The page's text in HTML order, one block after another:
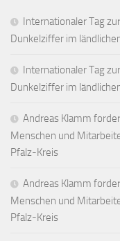
Internationaler Tag
Dunkelziffer im
Internationaler Tag
Dunkelziffer im
Andreas Klamm
Menschen und
Pfalz-Kreis
Andreas Klamm
Menschen und
Pfalz-Kreis